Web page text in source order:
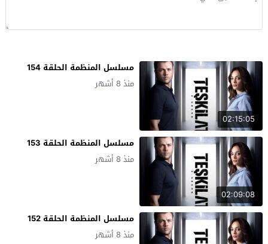
02:15:05
مسلسل المنظمة الحلقة 154
منذ 8 أشهر
02:09:08
مسلسل المنظمة الحلقة 153
منذ 8 أشهر
مسلسل المنظمة الحلقة 152
منذ 8 أشهر